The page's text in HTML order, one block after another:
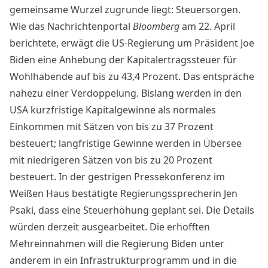
gemeinsame Wurzel zugrunde liegt: Steuersorgen.
Wie das Nachrichtenportal Bloombergam 22. April
berichtete, erwägt die US-Regierung um Präsident Joe
Biden eine Anhebung der Kapitalertragssteuer für
Wohlhabende auf bis zu 43,4 Prozent. Das entspräche
nahezu einer Verdoppelung. Bislang werden in den
USA kurzfristige Kapitalgewinne als normales
Einkommen mit Sätzen von bis zu 37 Prozent
besteuert; langfristige Gewinne werden in Übersee
mit niedrigeren Sätzen von bis zu 20 Prozent
besteuert. In der gestrigen Pressekonferenz im
Weißen Haus bestätigte Regierungssprecherin Jen
Psaki, dass eine Steuerhöhung geplant sei. Die Details
würden derzeit ausgearbeitet. Die erhofften
Mehreinnahmen will die Regierung Biden unter
anderem in ein Infrastrukturprogramm und in die